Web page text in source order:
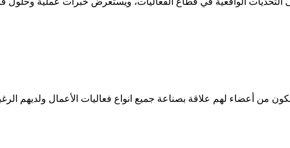
من أعضاء لهم علاقة بصناعة جميع انواع فعاليات الأعمال ولديهم